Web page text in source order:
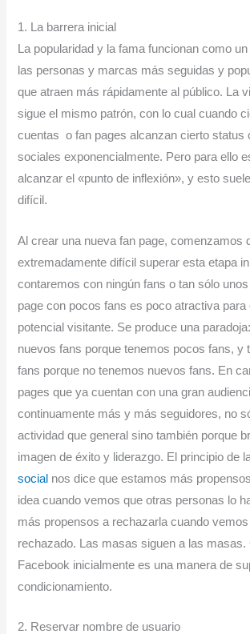
1. La barrera inicial
La popularidad y la fama funcionan como
las personas y marcas más seguidas y
que atraen más rápidamente al público. La
sigue el mismo patrón, con lo cual cuando
cuentas o fan pages alcanzan cierto status
sociales exponencialmente. Pero para ello
alcanzar el «punto de inflexión», y esto
difícil.
Al crear una nueva fan page, comenzamos
extremadamente difícil superar esta etapa
contaremos con ningún fans o tan sólo
page con pocos fans es poco atractiva para
potencial visitante. Se produce una
nuevos fans porque tenemos pocos fans, y
fans porque no tenemos nuevos fans. En
pages que ya cuentan con una gran
continuamente más y más seguidores, no
actividad que general sino también porque
imagen de éxito y liderazgo. El principio de
social nos dice que estamos más
idea cuando vemos que otras personas lo
más propensos a rechazarla cuando
rechazado. Las masas siguen a las masas.
Facebook inicialmente es una manera de
condicionamiento.
2. Reservar nombre de usuario